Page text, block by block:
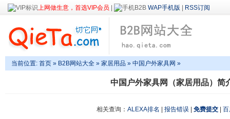
上网做生意，首选VIP会员 WAP手机版 RSS订阅
当前位置: 首页 » B2B网站大全 » 家居用品 » 中国户外家具网 »
中国户外家具网（家居用品）简
相关查询： ALEXA排名 报告错误 免费提交